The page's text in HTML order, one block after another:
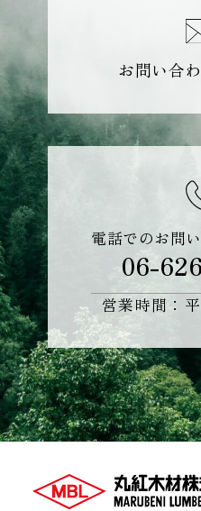
お問い合
電話でのお問
06-
営業時間：